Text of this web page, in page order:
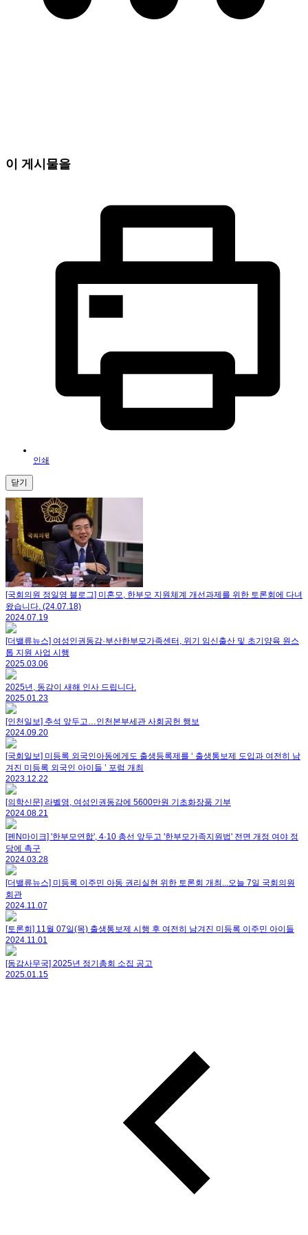
이 게시물을
인쇄
닫기
[국회의원 정일영 블로그] 미혼모, 한부모 지원체계 개선과제를 위한 토론회에 다녀
왔습니다. (24.07.18)
2024.07.19
[더밸류뉴스] 여성인권동감·부산한부모가족센터, 위기 임신출산 및 초기양육 원스
톱 지원 사업 시행
2025.03.06
2025년, 동감이 새해 인사 드립니다.
2025.01.23
[인천일보] 추석 앞두고…인천본부세관 사회공헌 행보
2024.09.20
[국회일보] 미등록 외국인아동에게도 출생등록제를 ‘ 출생통보제 도입과 여전히 남
겨진 미등록 외국인 아이들 ’ 포럼 개최
2023.12.22
[의학신문] 라벨영, 여성인권동감에 5600만원 기초화장품 기부
2024.08.21
[펜N마이크] '한부모연합', 4·10 총선 앞두고 '한부모가족지원법' 전면 개정 여야 정
당에 촉구
2024.03.28
[더밸류뉴스] 미등록 이주민 아동 권리실현 위한 토론회 개최...오늘 7일 국회의원
회관
2024.11.07
[토론회] 11월 07일(목) 출생통보제 시행 후 여전히 남겨진 미등록 이주민 아이들
2024.11.01
[동감사무국] 2025년 정기총회 소집 공고
2025.01.15